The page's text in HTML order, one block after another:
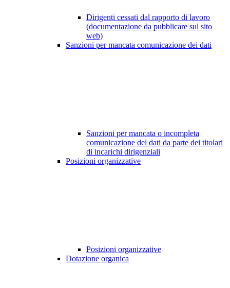
Dirigenti cessati dal rapporto di lavoro
(documentazione da pubblicare sul sito
web)
Sanzioni per mancata comunicazione dei dati
Sanzioni per mancata o incompleta
comunicazione dei dati da parte dei titolari
di incarichi dirigenziali
Posizioni organizzative
Posizioni organizzative
Dotazione organica